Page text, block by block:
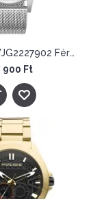
Police PEWJG2227902 Férfi Karóra - Rissington
900 Ft